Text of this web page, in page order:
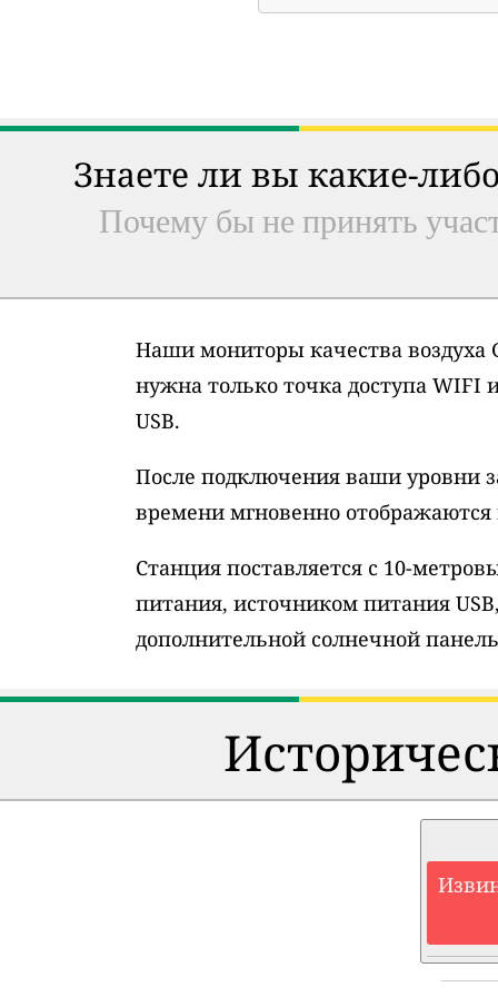
Знаете ли вы какие-
Почему бы не принять
Наши мониторы качества воздуха
нужна только точка доступа
USB.
После подключения ваши уровни
времени мгновенно отображаются
Станция поставляется с 10-
питания, источником питания
дополнительной солнечной